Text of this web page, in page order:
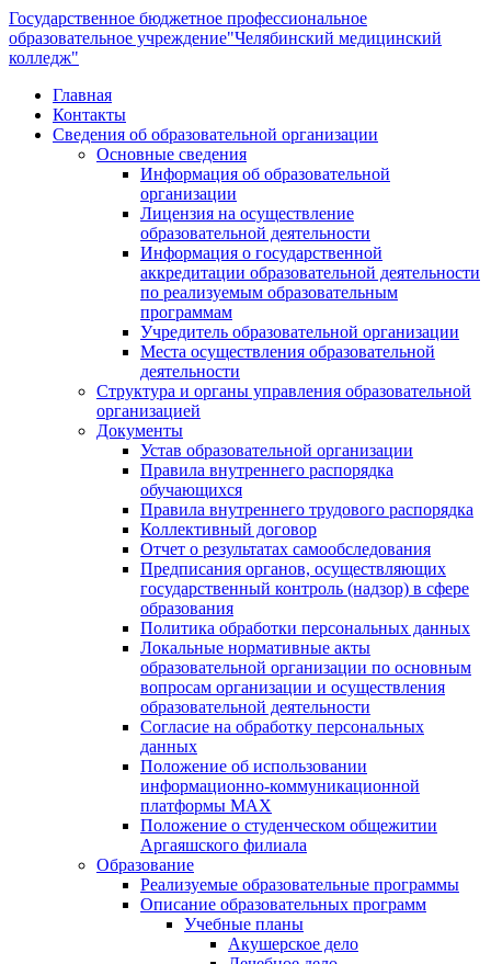
Государственное бюджетное профессиональное
образовательное учреждение"Челябинский медицинский
колледж"
Главная
Контакты
Сведения об образовательной организации
Основные сведения
Информация об образовательной
организации
Лицензия на осуществление
образовательной деятельности
Информация о государственной
аккредитации образовательной деятельности
по реализуемым образовательным
программам
Учредитель образовательной организации
Места осуществления образовательной
деятельности
Структура и органы управления образовательной
организацией
Документы
Устав образовательной организации
Правила внутреннего распорядка
обучающихся
Правила внутреннего трудового распорядка
Коллективный договор
Отчет о результатах самообследования
Предписания органов, осуществляющих
государственный контроль (надзор) в сфере
образования
Политика обработки персональных данных
Локальные нормативные акты
образовательной организации по основным
вопросам организации и осуществления
образовательной деятельности
Согласие на обработку персональных
данных
Положение об использовании
информационно-коммуникационной
платформы MAX
Положение о студенческом общежитии
Аргаяшского филиала
Образование
Реализуемые образовательные программы
Описание образовательных программ
Учебные планы
Акушерское дело